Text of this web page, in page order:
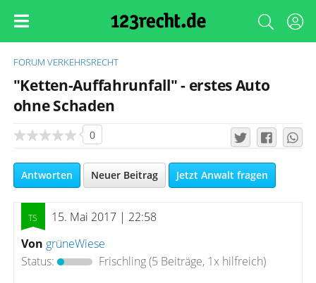
FORUM VERKEHRSRECHT
"Ketten-Auffahrunfall" - erstes Auto
ohne Schaden
0
Antworten Neuer Beitrag Jetzt Anwalt fragen
15. Mai 2017 | 22:58
Von grüneWiese
Status:
Frischling(5 Beiträge, 1x hilfreich)